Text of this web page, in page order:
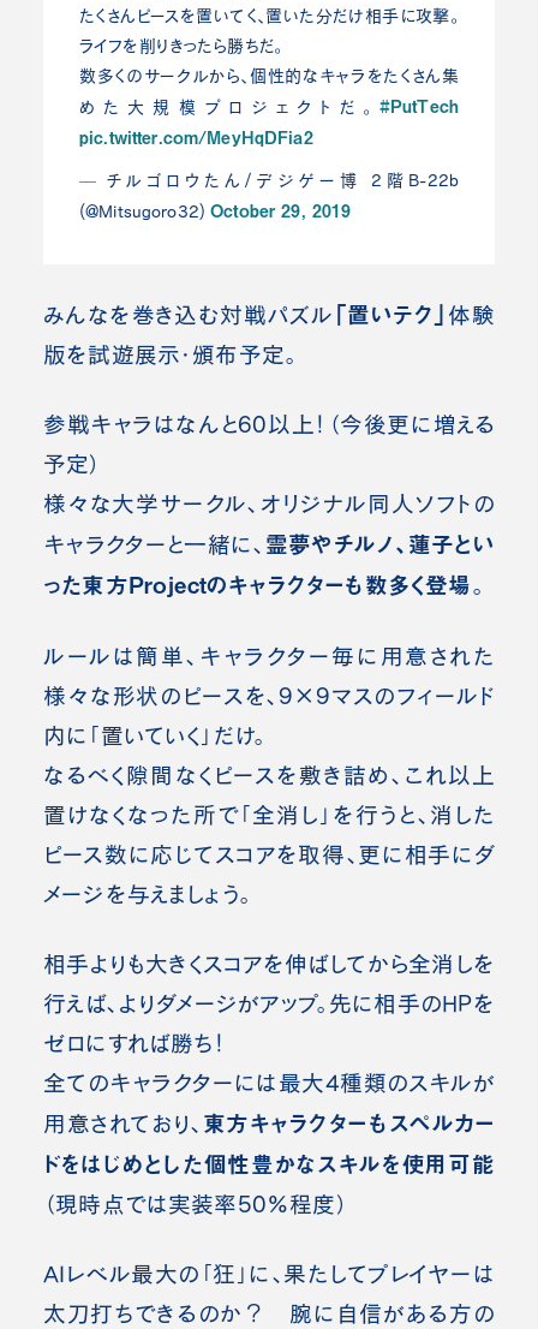
たくさんピースを置いてく、置いた分だけ相手に攻撃。
ライフを削りきったら勝ちだ。
数多くのサークルから、個性的なキャラをたくさん集
めた大規模プロジェクトだ。 #PutTech
pic.twitter.com/MeyHqDFia2
— チルゴロウたん/デジゲー博 2階B-22b
(@Mitsugoro32)October 29, 2019
みんなを巻き込む対戦パズル 「置いテク」 体験
版を試遊展示・頒布予定。
参戦キャラはなんと60以上！（今後更に増える
予定）
様々な大学サークル、オリジナル同人ソフトの
キャラクターと一緒に、 霊夢やチルノ、蓮子とい
った東方Projectのキャラクターも数多く登場。
ルールは簡単、キャラクター毎に用意された
様々な形状のピースを、9×9マスのフィールド
内に「置いていく」だけ。
なるべく隙間なくピースを敷き詰め、これ以上
置けなくなった所で「全消し」を行うと、消した
ピース数に応じてスコアを取得、更に相手にダ
メージを与えましょう。
相手よりも大きくスコアを伸ばしてから全消しを
行えば、よりダメージがアップ。先に相手のHPを
ゼロにすれば勝ち！
全てのキャラクターには最大4種類のスキルが
用意されており、 東方キャラクターもスペルカー
ドをはじめとした個性豊かなスキルを使用可能
（現時点では実装率50%程度）
AIレベル最大の「狂」に、果たしてプレイヤーは
太刀打ちできるのか？ 腕に自信がある方の